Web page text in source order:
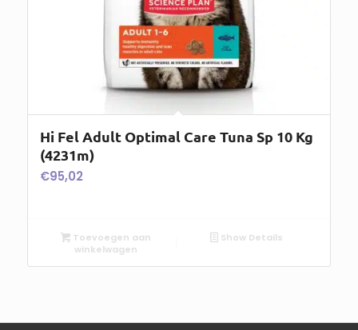
Hi Fel Adult Optimal Care Tuna Sp 10 Kg
(4231m)
€95,02
Toevoegen aan
winkelwagen
Show Details